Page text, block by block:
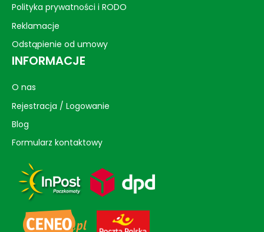
Polityka prywatności i RODO
Reklamacje
Odstąpienie od umowy
INFORMACJE
O nas
Rejestracja / Logowanie
Blog
Formularz kontaktowy